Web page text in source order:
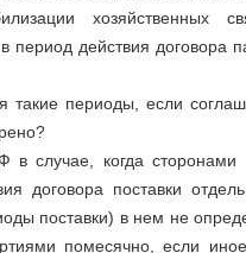
хозяйственных
период действия договора
такие периоды, если
случае, когда сторонами
договора поставки
поставки) в нем не
помесячно, если